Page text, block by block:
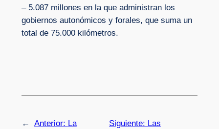
– 5.087 millones en la que administran los
gobiernos autonómicos y forales, que suma un
total de 75.000 kilómetros.
← Anterior: La
Siguiente: Las